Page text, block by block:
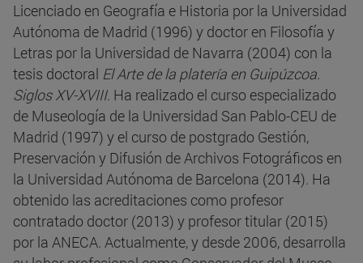
Licenciado en Geografía e Historia por la Universidad
Autónoma de Madrid (1996) y doctor en Filosofía y
Letras por la Universidad de Navarra (2004) con la
tesis doctoral El Arte de la platería en Guipúzcoa.
Siglos XV-XVIII. Ha realizado el curso especializado
de Museología de la Universidad San Pablo-CEU de
Madrid (1997) y el curso de postgrado Gestión,
Preservación y Difusión de Archivos Fotográficos en
la Universidad Autónoma de Barcelona (2014). Ha
obtenido las acreditaciones como profesor
contratado doctor (2013) y profesor titular (2015)
por la ANECA. Actualmente, y desde 2006, desarrolla